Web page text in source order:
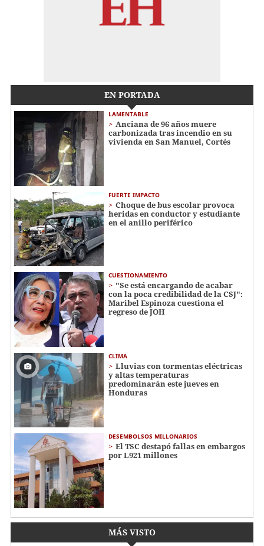
EN PORTADA
LAMENTABLE
Anciana de 96 años muere
carbonizada tras incendio en su
vivienda en San Manuel, Cortés
FUERTE IMPACTO
Choque de bus escolar provoca
heridas en conductor y estudiante
en el anillo periférico
CUESTIONAMIENTO
"Se está encargando de acabar
con la poca credibilidad de la CSJ":
Maribel Espinoza cuestiona el
regreso de JOH
CLIMA
Lluvias con tormentas eléctricas
y altas temperaturas
predominarán este jueves en
Honduras
DESEMBOLSOS MILLONARIOS
El TSC destapó fallas en embargos
por L921 millones
MÁS VISTO